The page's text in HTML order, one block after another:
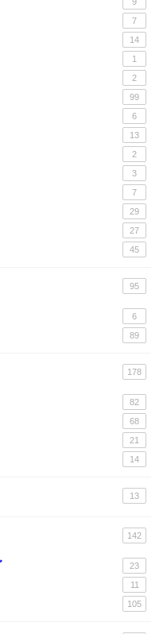
7
14
1
2
99
6
13
2
3
7
29
27
45
95
6
89
178
82
68
21
14
13
142
23
11
105